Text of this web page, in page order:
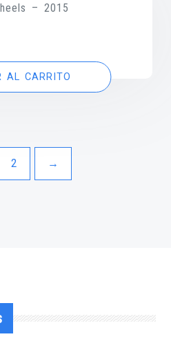
– 2015
AL CARRITO
2 →